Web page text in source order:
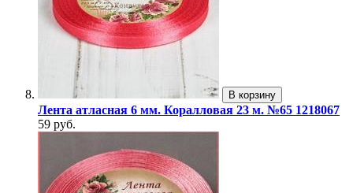
В корзину
Лента атласная 6 мм. Коралловая 23 м. №65 1218067
59 руб.